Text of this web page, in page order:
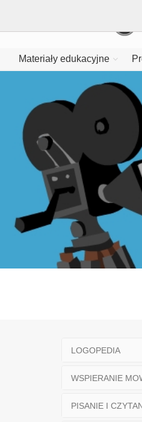
Materiały edukacyjne
LOGOPEDIA
WSPIERANIE
PISANIE I